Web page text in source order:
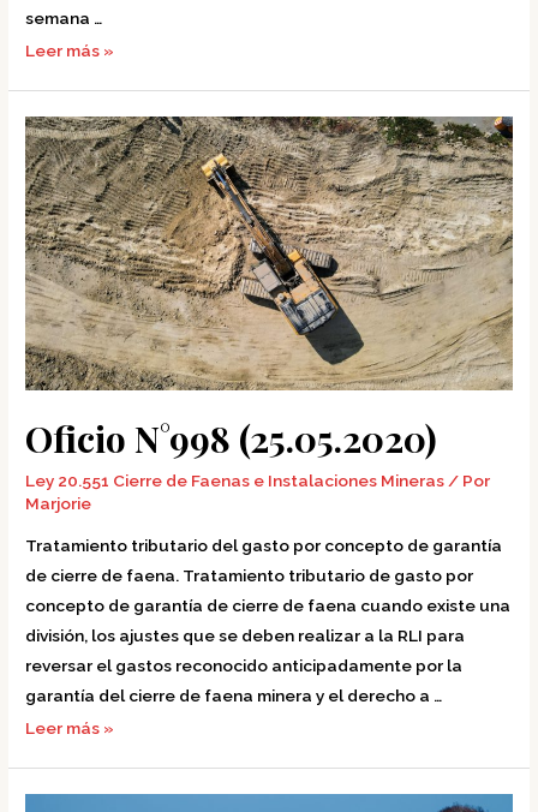
semana …
Leer más »
Oficio N°998 (25.05.2020)
Ley 20.551 Cierre de Faenas e Instalaciones Mineras / Por
Marjorie
Tratamiento tributario del gasto por concepto de garantía
de cierre de faena. Tratamiento tributario de gasto por
concepto de garantía de cierre de faena cuando existe una
división, los ajustes que se deben realizar a la RLI para
reversar el gastos reconocido anticipadamente por la
garantía del cierre de faena minera y el derecho a …
Oficio
N°998
(25.05.2020)
Leer más »